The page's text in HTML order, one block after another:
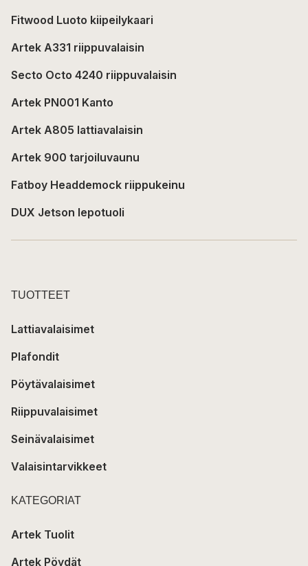
Fitwood Luoto kiipeilykaari
Artek A331 riippuvalaisin
Secto Octo 4240 riippuvalaisin
Artek PN001 Kanto
Artek A805 lattiavalaisin
Artek 900 tarjoiluvaunu
Fatboy Headdemock riippukeinu
DUX Jetson lepotuoli
TUOTTEET
Lattiavalaisimet
Plafondit
Pöytävalaisimet
Riippuvalaisimet
Seinävalaisimet
Valaisintarvikkeet
KATEGORIAT
Artek Tuolit
Artek Pöydät